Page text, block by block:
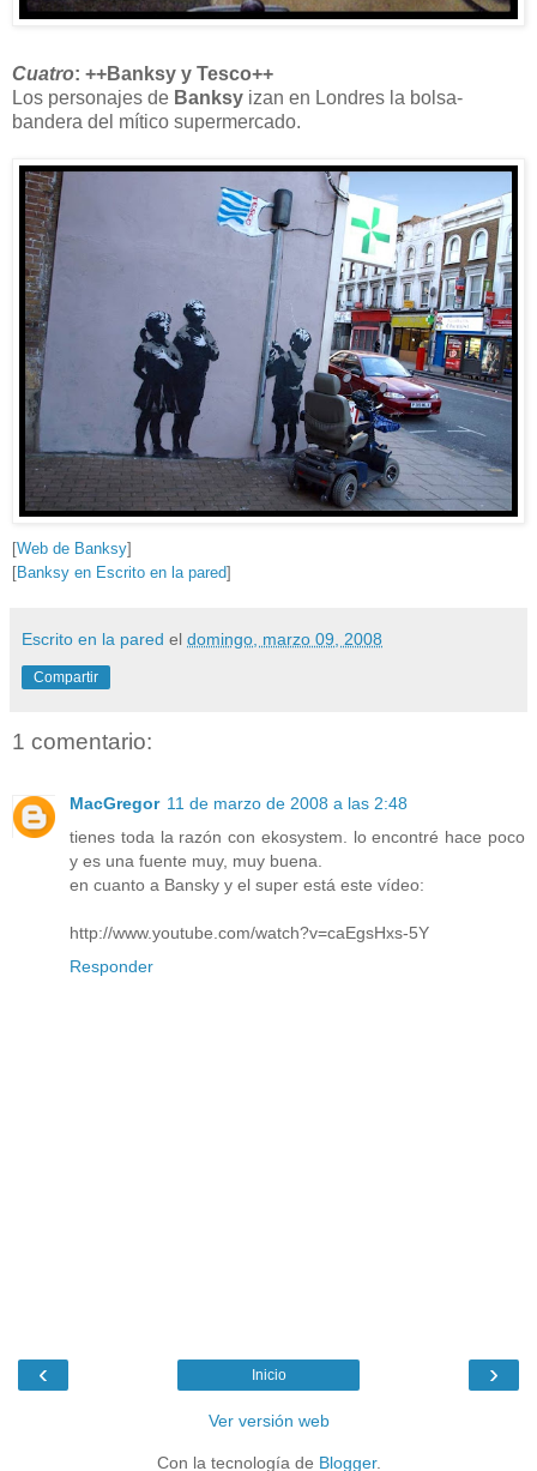
Cuatro: ++Banksy y Tesco++
Los personajes de Banksy izan en Londres la bolsa-
bandera del mítico supermercado.
[Web de Banksy]
[Banksy en Escrito en la pared]
Escrito en la pared el domingo, marzo 09, 2008
Compartir
1 comentario:
MacGregor 11 de marzo de 2008 a las 2:48
tienes toda la razón con ekosystem. lo encontré hace poco
y es una fuente muy, muy buena.
en cuanto a Bansky y el super está este vídeo:
http://www.youtube.com/watch?v=caEgsHxs-5Y
Responder
‹ ›
Inicio
Ver versión web
Con la tecnología de Blogger.